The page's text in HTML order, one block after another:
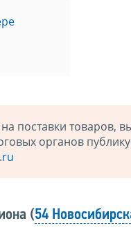
поставки товаров,
органов
(54